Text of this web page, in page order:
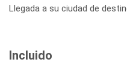
Llegada a su ciudad de
Incluido